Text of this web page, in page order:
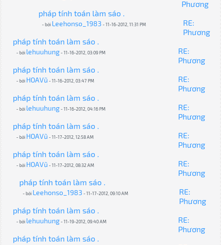
Phương
pháp tính toán làm sáo .
- bởi Leehonso_1983 - 11-16-2012, 11:31 PM
RE:
Phương
pháp tính toán làm sáo .
- bởi lehuuhung- 11-16-2012, 03:09 PM
RE:
Phương
pháp tính toán làm sáo .
- bởi HOAVũ - 11-16-2012, 03:47 PM
RE:
Phương
pháp tính toán làm sáo .
- bởi lehuuhung- 11-16-2012, 04:16 PM
RE:
Phương
pháp tính toán làm sáo .
- bởi HOAVũ - 11-17-2012, 12:58 AM
RE:
Phương
pháp tính toán làm sáo .
- bởi HOAVũ - 11-17-2012, 08:32 AM
RE:
Phương
pháp tính toán làm sáo .
- bởi Leehonso_1983 - 11-17-2012, 09:10 AM
RE:
Phương
pháp tính toán làm sáo .
- bởi lehuuhung- 11-19-2012, 09:40 AM
RE:
Phương
pháp tính toán làm sáo .